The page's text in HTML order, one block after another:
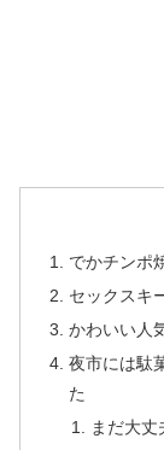
でかチンポ
セックスキ
かわいい人
夜市には駄
た
まだ大